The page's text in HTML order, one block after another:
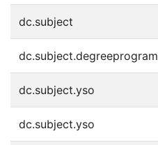
dc.subject
dc.subject.degreeprogram
dc.subject.yso
dc.subject.yso